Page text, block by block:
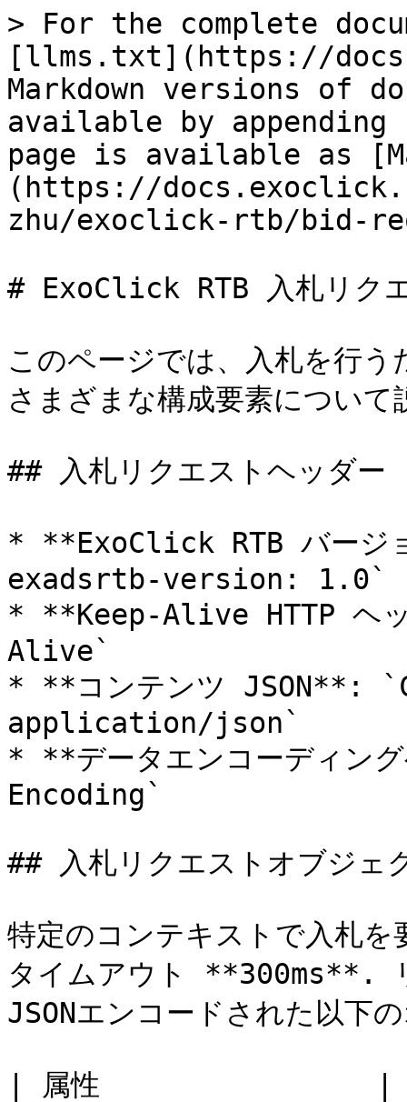
> For the complete
[llms.txt](https://
Markdown versions of
available by
page is available as
(https://
zhu/exoclick-rtb/bid-
# ExoClick RTB 入札リク
このページでは、入札を行
さまざまな構成要素について
## 入札リクエストヘッダー
* **ExoClick RTB バージ
exadsrtb-version: 1.0`
* **Keep-Alive HTTP ヘ
Alive`
* **コンテンツ JSON**:
application/json`
* **データエンコーディ
Encoding`
## 入札リクエストオブジェ
特定のコンテキストで入札
タイムアウト **300ms**.
JSONエンコードされた以下
| 属性                |